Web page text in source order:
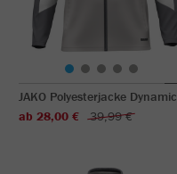
JAKO Polyesterjacke Dynamic
ab 28,00 €
39,99 €